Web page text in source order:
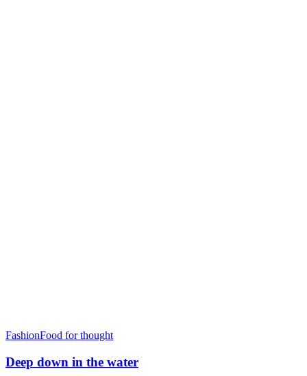
FashionFood for thought
Deep down in the water